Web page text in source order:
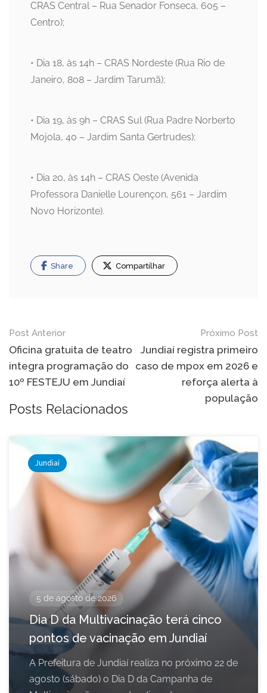
CRAS Central – Rua Senador Fonseca, 605 –
Centro);
• Dia 18, às 14h – CRAS Nordeste (Rua Rio de
Janeiro, 808 – Jardim Tarumã);
• Dia 19, às 9h – CRAS Sul (Rua Padre Norberto
Mojola, 40 – Jardim Santa Gertrudes);
• Dia 20, às 14h – CRAS Oeste (Avenida
Professora Danielle Lourençon, 561 – Jardim
Novo Horizonte).
Share Compartilhar
Navegação
de
Post
Post Anterior
Oficina gratuita de teatro
integra programação do
10º FESTEJU em Jundiaí
Próximo Post
Jundiaí registra primeiro
caso de mpox em 2026 e
reforça alerta à
população
Posts Relacionados
Jundiaí
5 de agosto de 2026
Dia D da Multivacinação terá cinco
pontos de vacinação em Jundiaí
A Prefeitura de Jundiaí realiza no próximo 22 de
agosto (sábado) o Dia D da Campanha de